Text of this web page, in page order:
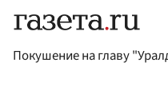
Покушение на главу